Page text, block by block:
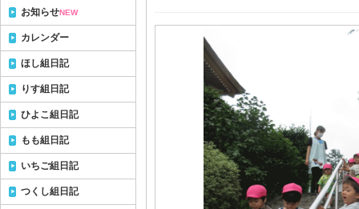
お知らせNEW
カレンダー
ほし組日記
りす組日記
ひよこ組日記
もも組日記
いちご組日記
つくし組日記